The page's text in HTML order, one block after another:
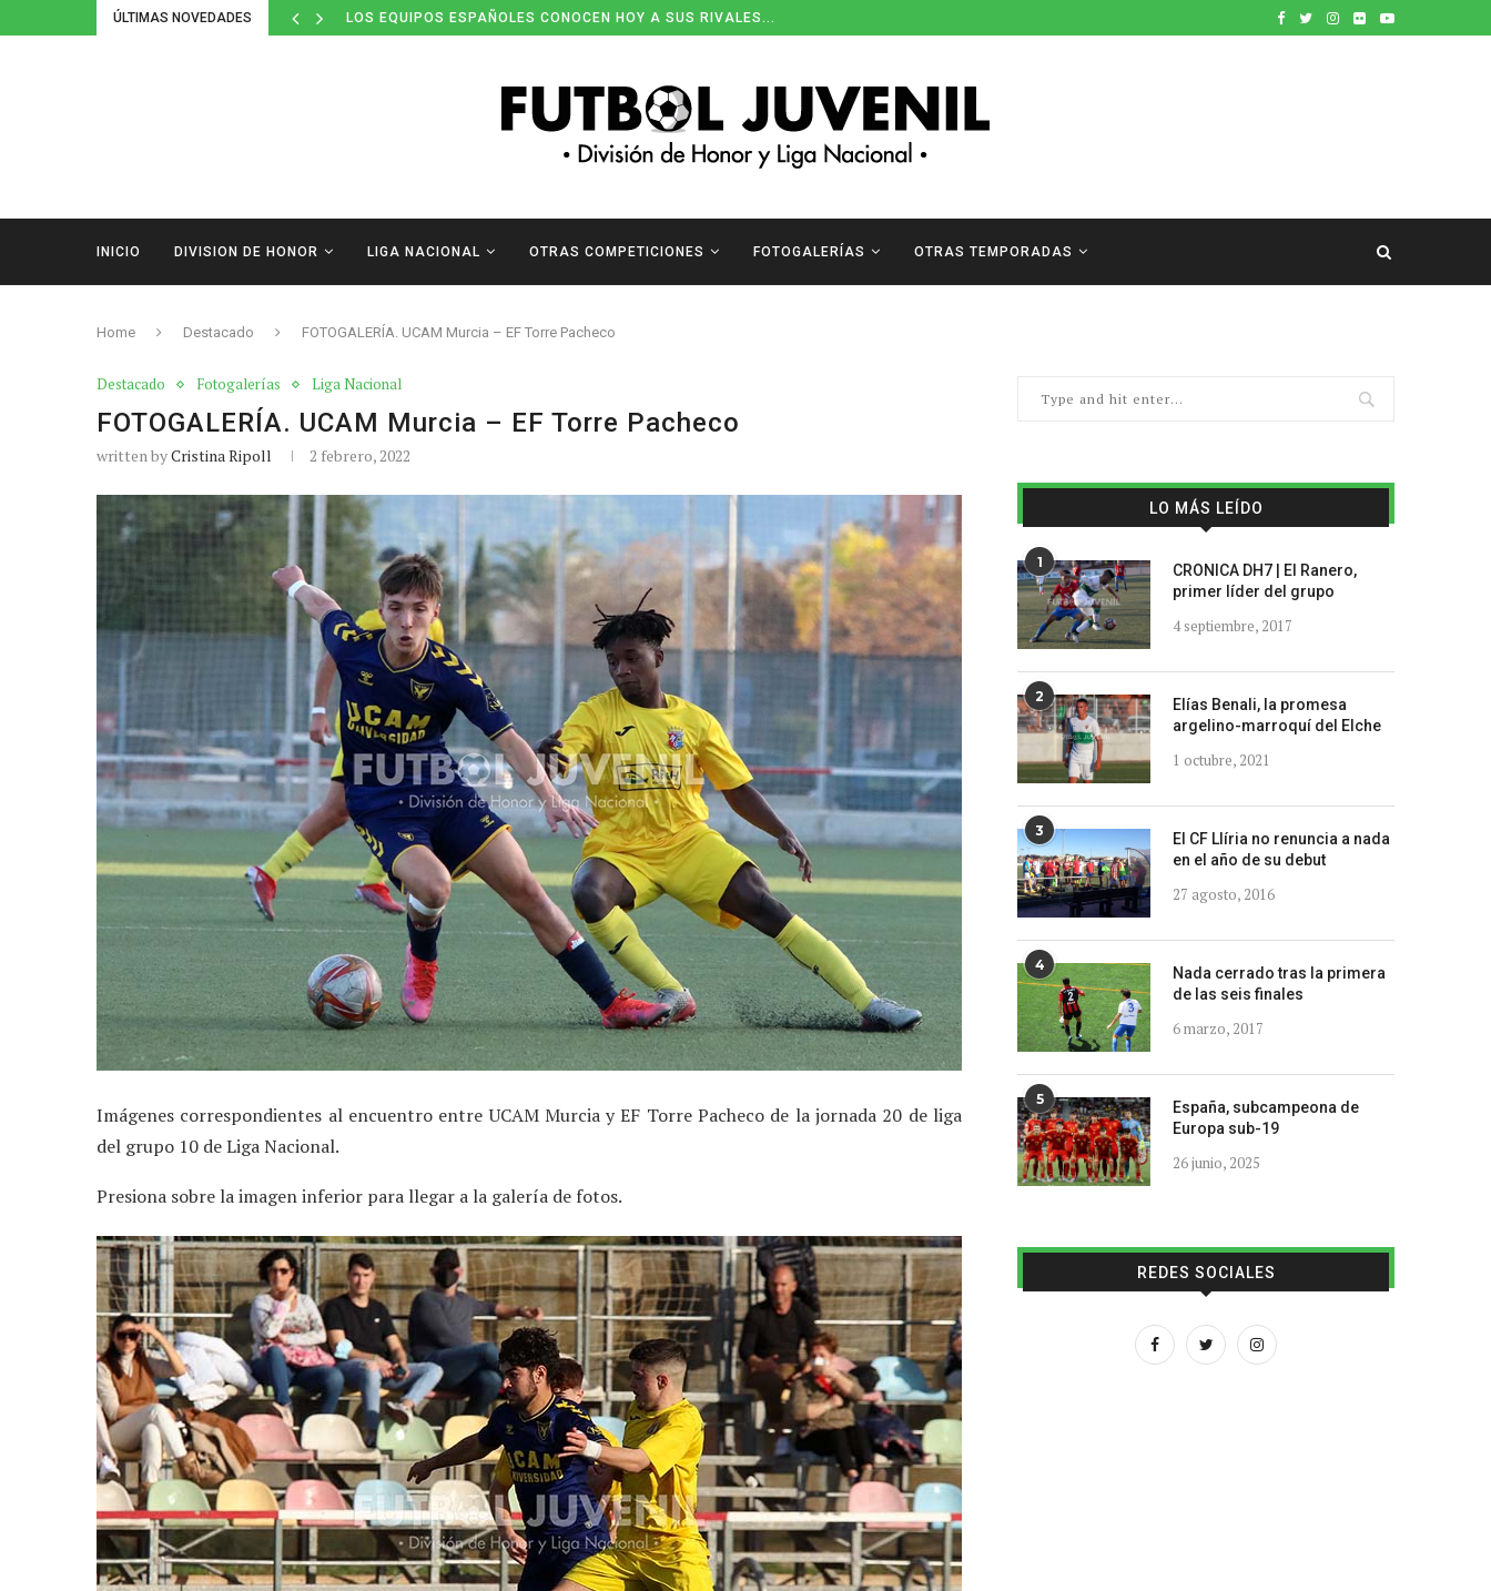
ÚLTIMAS NOVEDADES LOS EQUIPOS ESPAÑOLES CONOCEN HOY A SUS RIVALES...
INICIO DIVISION DE HONOR LIGA NACIONAL OTRAS COMPETICIONES FOTOGALERÍAS OTRAS TEMPORADAS
Home Destacado FOTOGALERÍA. UCAM Murcia – EF Torre Pacheco
Destacado Fotogalerías Liga Nacional
FOTOGALERÍA. UCAM Murcia – EF Torre Pacheco
written byCristina Ripoll 2 febrero, 2022
Imágenes correspondientes al encuentro entre UCAM Murcia y EF Torre Pacheco de la jornada 20 de liga
del grupo 10 de Liga Nacional.
Presiona sobre la imagen inferior para llegar a la galería de fotos.
LO MÁS LEÍDO
1
CRONICA DH7 | El Ranero,
primer líder del grupo
4 septiembre, 2017
2
Elías Benali, la promesa
argelino-marroquí del Elche
1 octubre, 2021
3
El CF Llíria no renuncia a nada
en el año de su debut
27 agosto, 2016
4
Nada cerrado tras la primera
de las seis finales
6 marzo, 2017
5
España, subcampeona de
Europa sub-19
26 junio, 2025
REDES SOCIALES